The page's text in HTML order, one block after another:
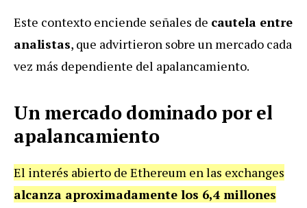
Este contexto enciende señales de cautela entre
analistas, que advirtieron sobre un mercado cada
vez más dependiente del apalancamiento.
Un mercado dominado por el
apalancamiento
El interés abierto de Ethereum en las exchanges
alcanza aproximadamente los 6,4 millones